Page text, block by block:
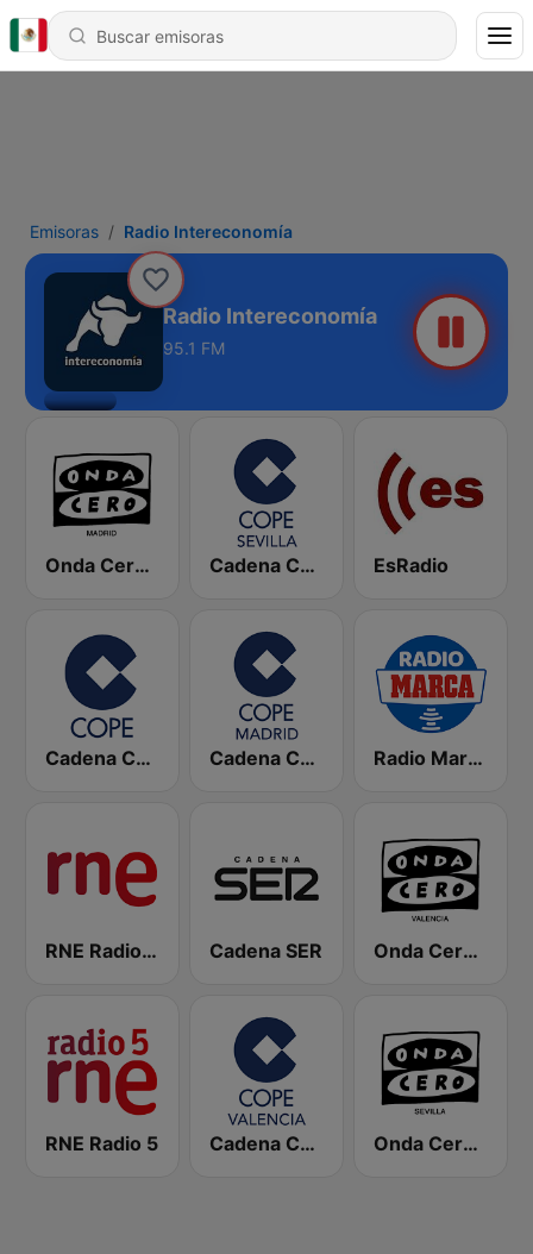
Emisoras Radio Intereconomía
Radio Intereconomía
95.1 FM
Onda Cero Madrid Cadena COPE Sevilla EsRadio
Cadena COPE Cadena COPE Madrid Radio Marca Nacional
RNE Radio Nacional Cadena SER Onda Cero Valencia
RNE Radio 5 Cadena COPE Valencia Onda Cero Sevilla